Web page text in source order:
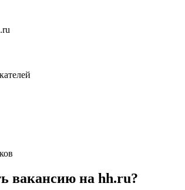
вакансию на hh.ru?